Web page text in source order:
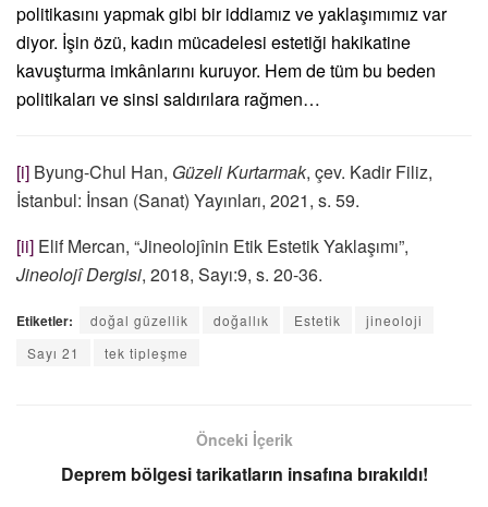
politikasını yapmak gibi bir iddiamız ve yaklaşımımız var
diyor. İşin özü, kadın mücadelesi estetiği hakikatine
kavuşturma imkânlarını kuruyor. Hem de tüm bu beden
politikaları ve sinsi saldırılara rağmen…
[i] Byung-Chul Han, Güzeli Kurtarmak, çev. Kadir Filiz,
İstanbul: İnsan (Sanat) Yayınları, 2021, s. 59.
[ii] Elif Mercan, “Jineolojînin Etik Estetik Yaklaşımı”,
Jineolojî Dergisi, 2018, Sayı:9, s. 20-36.
Etiketler: doğal güzellik doğallık Estetik
jineoloji
Sayı 21
tek tipleşme
Önceki İçerik
Deprem bölgesi tarikatların insafına bırakıldı!